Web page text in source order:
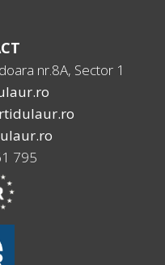
nr.8A, Sector 1
795